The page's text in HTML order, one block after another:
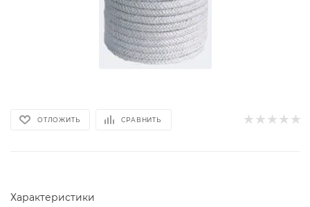
ОТЛОЖИТЬ СРАВНИТЬ
Характеристики